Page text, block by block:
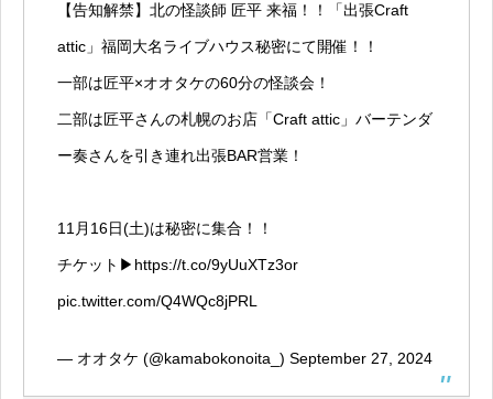
【告知解禁】北の怪談師 匠平 来福！！「出張Craft
attic」福岡大名ライブハウス秘密にて開催！！
一部は匠平×オオタケの60分の怪談会！
二部は匠平さんの札幌のお店「Craft attic」バーテンダ
ー奏さんを引き連れ出張BAR営業！
11月16日(土)は秘密に集合！！
チケット▶︎ https://t.co/9yUuXTz3or
pic.twitter.com/Q4WQc8jPRL
— オオタケ (@kamabokonoita_) September 27, 2024